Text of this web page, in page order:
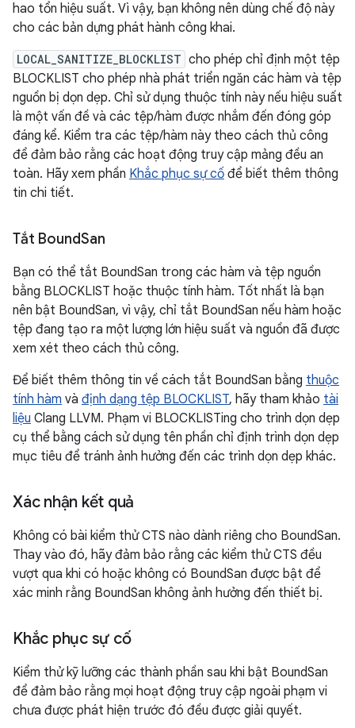
hao tổn hiệu suất. Vì vậy, bạn không nên dùng chế độ này
cho các bản dựng phát hành công khai.
LOCAL_SANITIZE_BLOCKLIST cho phép chỉ định một tệp
BLOCKLIST cho phép nhà phát triển ngăn các hàm và tệp
nguồn bị dọn dẹp. Chỉ sử dụng thuộc tính này nếu hiệu suất
là một vấn đề và các tệp/hàm được nhắm đến đóng góp
đáng kể. Kiểm tra các tệp/hàm này theo cách thủ công
để đảm bảo rằng các hoạt động truy cập mảng đều an
toàn. Hãy xem phần Khắc phục sự cố để biết thêm thông
tin chi tiết.
Tắt BoundSan
Bạn có thể tắt BoundSan trong các hàm và tệp nguồn
bằng BLOCKLIST hoặc thuộc tính hàm. Tốt nhất là bạn
nên bật BoundSan, vì vậy, chỉ tắt BoundSan nếu hàm hoặc
tệp đang tạo ra một lượng lớn hiệu suất và nguồn đã được
xem xét theo cách thủ công.
Để biết thêm thông tin về cách tắt BoundSan bằng thuộc
tính hàm và định dạng tệp BLOCKLIST, hãy tham khảo tài
liệu Clang LLVM. Phạm vi BLOCKLISTing cho trình dọn dẹp
cụ thể bằng cách sử dụng tên phần chỉ định trình dọn dẹp
mục tiêu để tránh ảnh hưởng đến các trình dọn dẹp khác.
Xác nhận kết quả
Không có bài kiểm thử CTS nào dành riêng cho BoundSan.
Thay vào đó, hãy đảm bảo rằng các kiểm thử CTS đều
vượt qua khi có hoặc không có BoundSan được bật để
xác minh rằng BoundSan không ảnh hưởng đến thiết bị.
Khắc phục sự cố
Kiểm thử kỹ lưỡng các thành phần sau khi bật BoundSan
để đảm bảo rằng mọi hoạt động truy cập ngoài phạm vi
chưa được phát hiện trước đó đều được giải quyết.